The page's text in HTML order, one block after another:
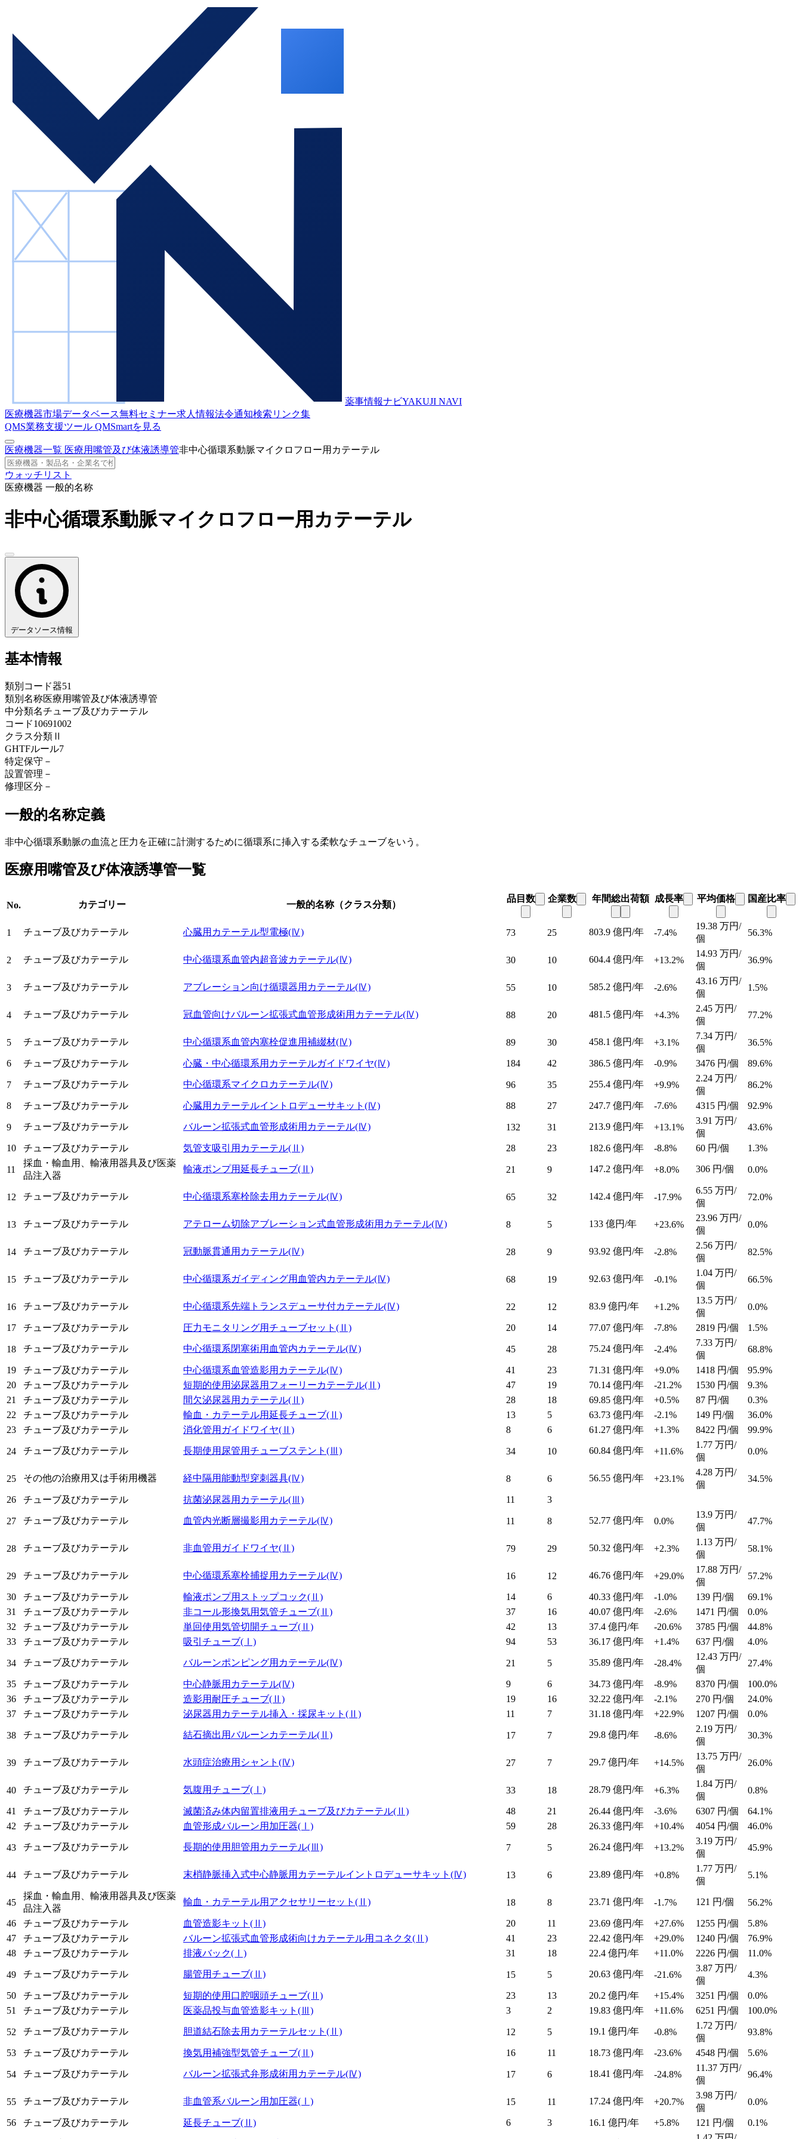
薬事情報ナビYAKUJI NAVI
医療機器市場データベース無料セミナー求人情報法令通知検索 リンク集
QMS業務支援ツール QMSmartを見る
医療機器一覧 医療用嘴管及び体液誘導管非中心循環系動脈マイクロフロー用カテーテル
ウォッチリスト
医療機器 一般的名称
非中心循環系動脈マイクロフロー用カテーテル
データソース情報
基本情報
類別コード器51
類別名称医療用嘴管及び体液誘導管
中分類名チューブ及びカテーテル
コード10691002
クラス分類 Ⅱ
GHTFルール7
特定保守 －
設置管理 －
修理区分 －
一般的名称定義
非中心循環系動脈の血流と圧力を正確に計測するために循環系に挿入する柔軟なチューブをいう。
医療用嘴管及び体液誘導管一覧
No. カテゴリー 一般的名称（クラス分類）
品目数 企業数 年間総出荷額 成長率 平均価格 国産比率
1 チューブ及びカテーテル 心臓用カテーテル型電極(Ⅳ) 73 25 803.9 億円/年 -7.4%
19.38 万円/
個
56.3%
2 チューブ及びカテーテル 中心循環系血管内超音波カテーテル(Ⅳ) 30 10 604.4 億円/年 +13.2%
14.93 万円/
個
36.9%
3 チューブ及びカテーテル アブレーション向け循環器用カテーテル(Ⅳ) 55 10 585.2 億円/年 -2.6%
43.16 万円/
個
1.5%
4 チューブ及びカテーテル 冠血管向けバルーン拡張式血管形成術用カテーテル(Ⅳ) 88 20 481.5 億円/年 +4.3%
2.45 万円/
個
77.2%
5 チューブ及びカテーテル 中心循環系血管内塞栓促進用補綴材(Ⅳ) 89 30 458.1 億円/年 +3.1%
7.34 万円/
個
36.5%
6 チューブ及びカテーテル 心臓・中心循環系用カテーテルガイドワイヤ(Ⅳ) 184 42 386.5 億円/年 -0.9% 3476 円/個 89.6%
7 チューブ及びカテーテル 中心循環系マイクロカテーテル(Ⅳ) 96 35 255.4 億円/年 +9.9%
2.24 万円/
個
86.2%
8 チューブ及びカテーテル 心臓用カテーテルイントロデューサキット (Ⅳ) 88 27 247.7 億円/年 -7.6% 4315 円/個 92.9%
9 チューブ及びカテーテル バルーン拡張式血管形成術用カテーテル(Ⅳ) 132 31 213.9 億円/年 +13.1%
3.91 万円/
個
43.6%
10 チューブ及びカテーテル 気管支吸引用カテーテル(Ⅱ) 28 23 182.6 億円/年 -8.8% 60 円/個 1.3%
11
採血・輸血用、輸液用器具及び医薬
品注入器
輸液ポンプ用延長チューブ(Ⅱ) 21 9 147.2 億円/年 +8.0% 306 円/個 0.0%
12 チューブ及びカテーテル 中心循環系塞栓除去用カテーテル(Ⅳ) 65 32 142.4 億円/年 -17.9%
6.55 万円/
個
72.0%
13 チューブ及びカテーテル アテローム切除アブレーション式血管形成術用カテーテル(Ⅳ) 8 5 133 億円/年 +23.6%
23.96 万円/
個
0.0%
14 チューブ及びカテーテル 冠動脈貫通用カテーテル(Ⅳ) 28 9 93.92 億円/年 -2.8%
2.56 万円/
個
82.5%
15 チューブ及びカテーテル 中心循環系ガイディング用血管内カテーテル(Ⅳ) 68 19 92.63 億円/年 -0.1%
1.04 万円/
個
66.5%
16 チューブ及びカテーテル 中心循環系先端トランスデューサ付カテーテル(Ⅳ) 22 12 83.9 億円/年 +1.2%
13.5 万円/
個
0.0%
17 チューブ及びカテーテル 圧力モニタリング用チューブセット (Ⅱ) 20 14 77.07 億円/年 -7.8% 2819 円/個 1.5%
18 チューブ及びカテーテル 中心循環系閉塞術用血管内カテーテル(Ⅳ) 45 28 75.24 億円/年 -2.4%
7.33 万円/
個
68.8%
19 チューブ及びカテーテル 中心循環系血管造影用カテーテル(Ⅳ) 41 23 71.31 億円/年 +9.0% 1418 円/個
95.9%
20
チューブ及びカテーテル 短期的使用泌尿器用フォーリーカテーテル(Ⅱ) 47 19 70.14 億円/年 -21.2% 1530 円/個
9.3%
21
チューブ及びカテーテル 間欠泌尿器用カテーテル(Ⅱ) 28 18 69.85 億円/年 +0.5% 87 円/個
0.3%
22
チューブ及びカテーテル 輸血・カテーテル用延長チューブ(Ⅱ) 13 5 63.73 億円/年 -2.1% 149 円/個
36.0%
23
チューブ及びカテーテル 消化管用ガイドワイヤ(Ⅱ) 8 6 61.27 億円/年 +1.3% 8422 円/個 99.9%
24 チューブ及びカテーテル 長期使用尿管用チューブステント (Ⅲ) 34 10 60.84 億円/年 +11.6%
1.77 万円/
個
0.0%
25 その他の治療用又は手術用機器 経中隔用能動型穿刺器具(Ⅳ) 8 6 56.55 億円/年 +23.1%
4.28 万円/
個
34.5%
26 チューブ及びカテーテル 抗菌泌尿器用カテーテル(Ⅲ) 11 3
27 チューブ及びカテーテル 血管内光断層撮影用カテーテル(Ⅳ) 11 8 52.77 億円/年 0.0%
13.9 万円/
個
47.7%
28 チューブ及びカテーテル 非血管用ガイドワイヤ(Ⅱ) 79 29 50.32 億円/年 +2.3%
1.13 万円/
個
58.1%
29 チューブ及びカテーテル 中心循環系塞栓捕捉用カテーテル(Ⅳ) 16 12 46.76 億円/年 +29.0%
17.88 万円/
個
57.2%
30 チューブ及びカテーテル 輸液ポンプ用ストップコック(Ⅱ) 14 6 40.33 億円/年 -1.0% 139 円/個
69.1%
31
チューブ及びカテーテル 非コール形換気用気管チューブ(Ⅱ) 37 16 40.07 億円/年 -2.6% 1471 円/個
0.0%
32
チューブ及びカテーテル 単回使用気管切開チューブ(Ⅱ) 42 13 37.4 億円/年 -20.6% 3785 円/個
44.8%
33
チューブ及びカテーテル 吸引チューブ(Ⅰ) 94 53 36.17 億円/年 +1.4% 637 円/個 4.0%
34 チューブ及びカテーテル バルーンポンピング用カテーテル(Ⅳ) 21 5 35.89 億円/年 -28.4%
12.43 万円/
個
27.4%
35 チューブ及びカテーテル 中心静脈用カテーテル(Ⅳ) 9 6 34.73 億円/年 -8.9% 8370 円/個
100.0%
36
チューブ及びカテーテル 造影用耐圧チューブ(Ⅱ) 19 16 32.22 億円/年 -2.1% 270 円/個
24.0%
37
チューブ及びカテーテル 泌尿器用カテーテル挿入・採尿キット (Ⅱ) 11 7 31.18 億円/年 +22.9% 1207 円/個 0.0%
38 チューブ及びカテーテル 結石摘出用バルーンカテーテル(Ⅱ) 17 7 29.8 億円/年 -8.6%
2.19 万円/
個
30.3%
39 チューブ及びカテーテル 水頭症治療用シャント (Ⅳ) 27 7 29.7 億円/年 +14.5%
13.75 万円/
個
26.0%
40 チューブ及びカテーテル 気腹用チューブ(Ⅰ) 33 18 28.79 億円/年 +6.3%
1.84 万円/
個
0.8%
41 チューブ及びカテーテル 滅菌済み体内留置排液用チューブ及びカテーテル(Ⅱ) 48 21 26.44 億円/年 -3.6% 6307 円/個
64.1%
42
チューブ及びカテーテル 血管形成バルーン用加圧器(Ⅰ) 59 28 26.33 億円/年 +10.4% 4054 円/個 46.0%
43 チューブ及びカテーテル 長期的使用胆管用カテーテル(Ⅲ) 7 5 26.24 億円/年 +13.2%
3.19 万円/
個
45.9%
44 チューブ及びカテーテル 末梢静脈挿入式中心静脈用カテーテルイントロデューサキット (Ⅳ) 13 6 23.89 億円/年 +0.8%
1.77 万円/
個
5.1%
45
採血・輸血用、輸液用器具及び医薬
品注入器
輸血・カテーテル用アクセサリーセット (Ⅱ) 18 8 23.71 億円/年 -1.7% 121 円/個 56.2%
46 チューブ及びカテーテル 血管造影キット (Ⅱ) 20 11 23.69 億円/年 +27.6% 1255 円/個
5.8%
47
チューブ及びカテーテル バルーン拡張式血管形成術向けカテーテル用コネクタ(Ⅱ) 41 23 22.42 億円/年 +29.0% 1240 円/個
76.9%
48
チューブ及びカテーテル 排液バック(Ⅰ) 31 18 22.4 億円/年 +11.0% 2226 円/個 11.0%
49 チューブ及びカテーテル 腸管用チューブ(Ⅱ) 15 5 20.63 億円/年 -21.6%
3.87 万円/
個
4.3%
50 チューブ及びカテーテル 短期的使用口腔咽頭チューブ(Ⅱ) 23 13 20.2 億円/年 +15.4% 3251 円/個
0.0%
51
チューブ及びカテーテル 医薬品投与血管造影キット (Ⅲ) 3 2 19.83 億円/年 +11.6% 6251 円/個 100.0%
52 チューブ及びカテーテル 胆道結石除去用カテーテルセット (Ⅱ) 12 5 19.1 億円/年 -0.8%
1.72 万円/
個
93.8%
53 チューブ及びカテーテル 換気用補強型気管チューブ(Ⅱ) 16 11 18.73 億円/年 -23.6% 4548 円/個 5.6%
54 チューブ及びカテーテル バルーン拡張式弁形成術用カテーテル(Ⅳ) 17 6 18.41 億円/年 -24.8%
11.37 万円/
個
96.4%
55 チューブ及びカテーテル 非血管系バルーン用加圧器(Ⅰ) 15 11 17.24 億円/年 +20.7%
3.98 万円/
個
0.0%
56 チューブ及びカテーテル 延長チューブ(Ⅱ) 6 3 16.1 億円/年 +5.8% 121 円/個 0.1%